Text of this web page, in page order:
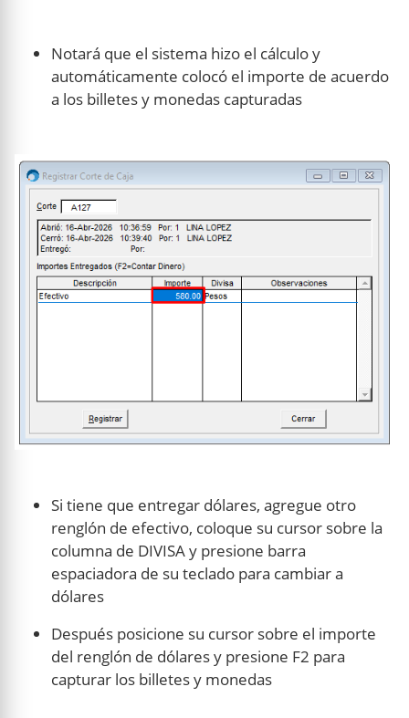
Notará que el sistema hizo el cálculo y
automáticamente colocó el importe de acuerdo
a los billetes y monedas capturadas
Si tiene que entregar dólares, agregue otro
renglón de efectivo, coloque su cursor sobre la
columna de DIVISA y presione barra
espaciadora de su teclado para cambiar a
dólares
Después posicione su cursor sobre el importe
del renglón de dólares y presione F2 para
capturar los billetes y monedas